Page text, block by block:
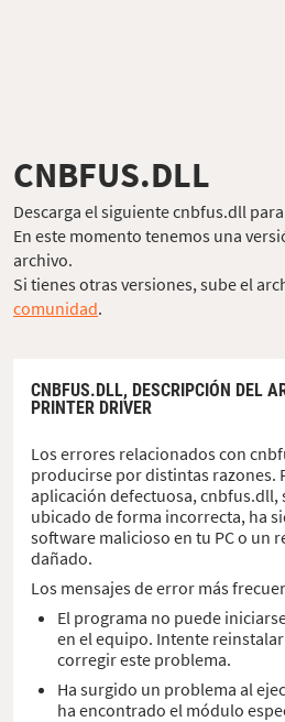
CNBFUS.DLL
Descarga el siguiente cnbfus.dll
En este momento tenemos una
archivo.
Si tienes otras versiones, sube el
comunidad.
CNBFUS.DLL, DESCRIPCIÓN DEL
PRINTER DRIVER
Los errores relacionados con
producirse por distintas razones.
aplicación defectuosa, cnbfus.dll,
ubicado de forma incorrecta, ha
software malicioso en tu PC o un
dañado.
Los mensajes de error más
El programa no puede
en el equipo. Intente
corregir este problema.
Ha surgido un problema al
ha encontrado el módulo